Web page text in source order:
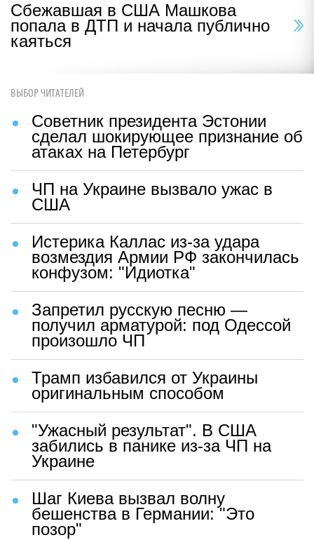
Сбежавшая в США Машкова
попала в ДТП и начала публично
каяться
ВЫБОР ЧИТАТЕЛЕЙ
Советник президента Эстонии
сделал шокирующее признание об
атаках на Петербург
ЧП на Украине вызвало ужас в
США
Истерика Каллас из-за удара
возмездия Армии РФ закончилась
конфузом: "Идиотка"
Запретил русскую песню —
получил арматурой: под Одессой
произошло ЧП
Трамп избавился от Украины
оригинальным способом
"Ужасный результат". В США
забились в панике из-за ЧП на
Украине
Шаг Киева вызвал волну
бешенства в Германии: "Это
позор"